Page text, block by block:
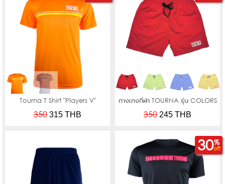
Tourna T Shirt "Players V"
350 315 THB
กางเกงกีฬา TOURNA รุ่น COLORS
350 245 THB
30%
off